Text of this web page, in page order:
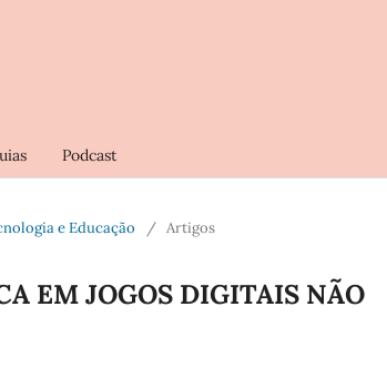
Podcast
e Educação / Artigos
EM JOGOS DIGITAIS NÃO